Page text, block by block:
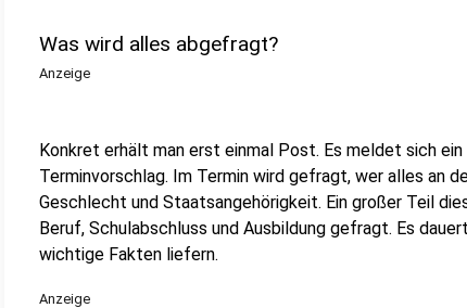
Was wird alles abgefragt?
Anzeige
Konkret erhält man erst einmal Post. Es meldet sich
Terminvorschlag. Im Termin wird gefragt, wer alles an
Geschlecht und Staatsangehörigkeit. Ein großer Teil
Beruf, Schulabschluss und Ausbildung gefragt. Es
wichtige Fakten liefern.
Anzeige